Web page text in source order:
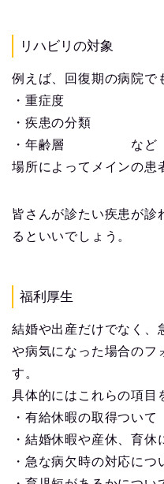
リハビリの対象
例えば、回復期の病院で
・重症度
・疾患の分類
・年齢層 など
場所によってメインの患
皆さんが診たい疾患が診
るといいでしょう。
福利厚生
結婚や出産だけでなく、
や病気になった場合のフ
す。
具体的にはこれらの項目
・有給休暇の取得ついて
・結婚休暇や産休、育休
・急な病欠時の対応につ